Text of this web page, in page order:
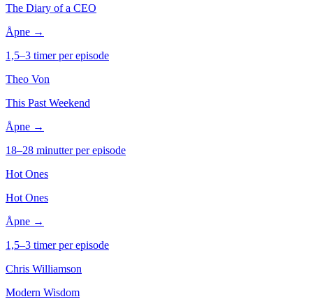
The Diary of a CEO
Åpne →
1,5–3 timer per episode
Theo Von
This Past Weekend
Åpne →
18–28 minutter per episode
Hot Ones
Hot Ones
Åpne →
1,5–3 timer per episode
Chris Williamson
Modern Wisdom